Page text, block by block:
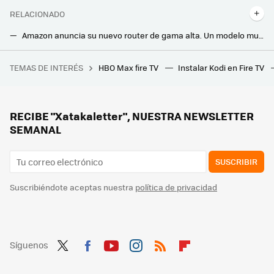
RELACIONADO
Amazon anuncia su nuevo router de gama alta. Un modelo muy top que es compatible con Matter y WiFi 7
Digi estrena nuevo router para sus clientes de fibra. Renueva el soporte para WiFi 6 y es compatible con redes Mesh
Hay vida más allá de Windows y Mac: los Chromebooks son perfectos para trabajar o estudiar y estos son los mejores
TEMAS DE INTERÉS HBO Max fire TV Instalar Kodi en Fire TV
RECIBE "Xatakaletter", NUESTRA NEWSLETTER
SEMANAL
SUSCRIBIR
Suscribiéndote aceptas nuestra política de privacidad
Síguenos